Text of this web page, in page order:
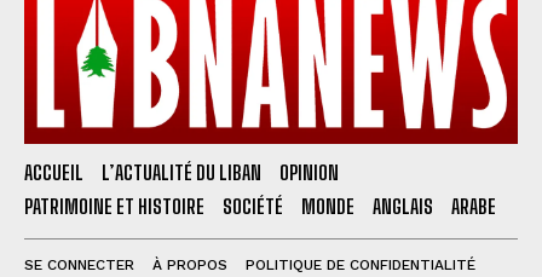
ACCUEIL L’ACTUALITÉ DU LIBAN
OPINION
PATRIMOINE ET HISTOIRE
SOCIÉTÉ MONDE ANGLAIS ARABE
SE CONNECTER À PROPOS
POLITIQUE DE CONFIDENTIALITÉ